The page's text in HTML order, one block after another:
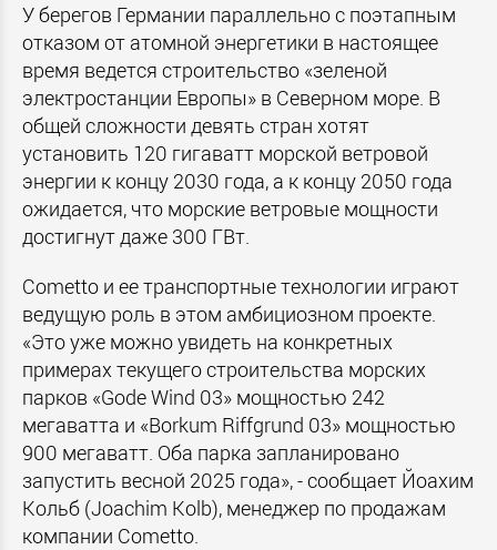
У берегов Германии параллельно с поэтапным
отказом от атомной энергетики в настоящее
время ведется строительство «зеленой
электростанции Европы» в Северном море. В
общей сложности девять стран хотят
установить 120 гигаватт морской ветровой
энергии к концу 2030 года, а к концу 2050 года
ожидается, что морские ветровые мощности
достигнут даже 300 ГВт.
Cometto и ее транспортные технологии играют
ведущую роль в этом амбициозном проекте.
«Это уже можно увидеть на конкретных
примерах текущего строительства морских
парков «Gode Wind 03» мощностью 242
мегаватта и «Borkum Riffgrund 03» мощностью
900 мегаватт. Оба парка запланировано
запустить весной 2025 года», - сообщает Йоахим
Кольб (Joachim Kolb), менеджер по продажам
компании Cometto.